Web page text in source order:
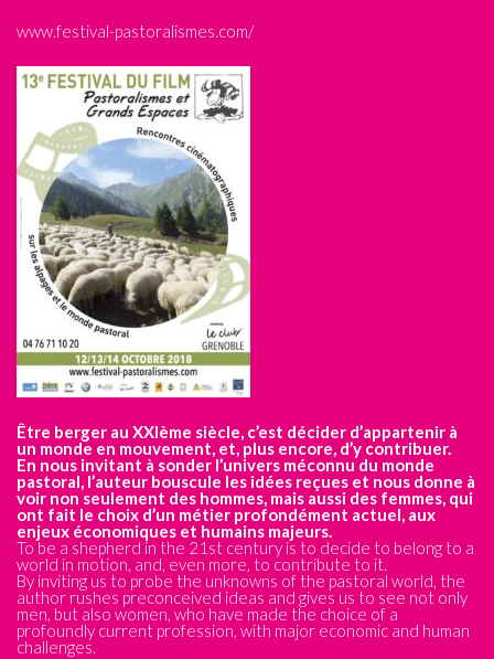
www.festival-pastoralismes.com/
Être berger au XXIème siècle, c’est décider d’appartenir à
un monde en mouvement, et, plus encore, d’y contribuer.
En nous invitant à sonder l’univers méconnu du monde
pastoral, l’auteur bouscule les idées reçues et nous donne à
voir non seulement des hommes, mais aussi des femmes, qui
ont fait le choix d’un métier profondément actuel, aux
enjeux économiques et humains majeurs.
To be a shepherd in the 21st century is to decide to belong to a
world in motion, and, even more, to contribute to it.
By inviting us to probe the unknowns of the pastoral world, the
author rushes preconceived ideas and gives us to see not only
men, but also women, who have made the choice of a
profoundly current profession, with major economic and human
challenges.